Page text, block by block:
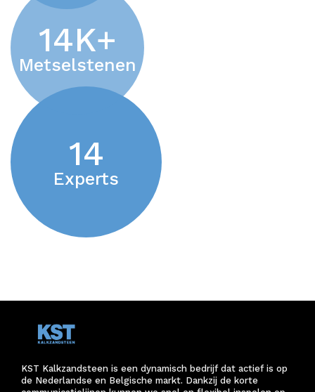
14K+
Metselstenen
14
Experts
KST Kalkzandsteen is een dynamisch bedrijf dat actief is op
de Nederlandse en Belgische markt. Dankzij de korte